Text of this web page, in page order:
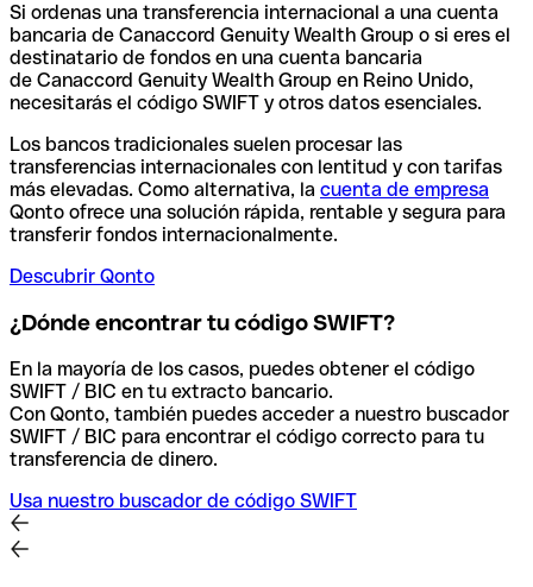
Si ordenas una transferencia internacional a una cuenta
bancaria de Canaccord Genuity Wealth Group o si eres el
destinatario de fondos en una cuenta bancaria
de Canaccord Genuity Wealth Group en Reino Unido,
necesitarás el código SWIFT y otros datos esenciales.
Los bancos tradicionales suelen procesar las
transferencias internacionales con lentitud y con tarifas
más elevadas. Como alternativa, la cuenta de empresa
Qonto ofrece una solución rápida, rentable y segura para
transferir fondos internacionalmente.
Descubrir Qonto
¿Dónde encontrar tu código SWIFT?
En la mayoría de los casos, puedes obtener el código
SWIFT / BIC en tu extracto bancario.
Con Qonto, también puedes acceder a nuestro buscador
SWIFT / BIC para encontrar el código correcto para tu
transferencia de dinero.
Usa nuestro buscador de código SWIFT